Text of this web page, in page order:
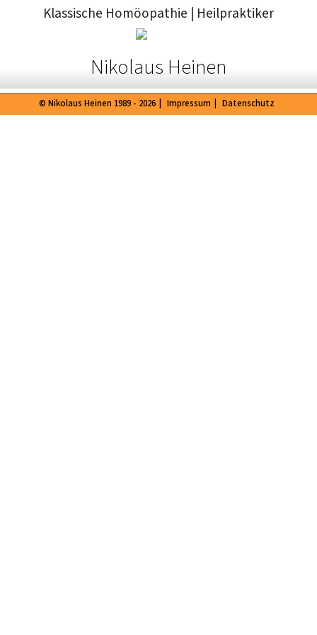
Klassische Homöopathie | Heilpraktiker
Nikolaus Heinen
© Nikolaus Heinen 1989 - 2026 Impressum Datenschutz